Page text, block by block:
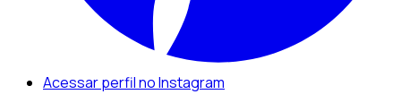
Acessar perfil no Instagram